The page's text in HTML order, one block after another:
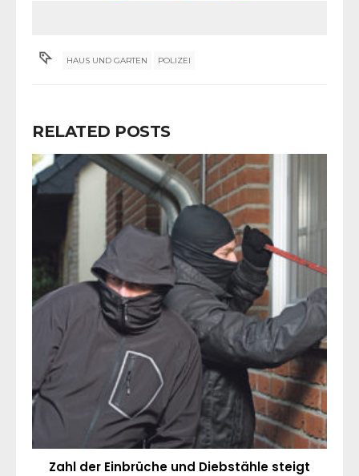
HAUS UND GARTEN POLIZEI
RELATED POSTS
Zahl der Einbrüche und Diebstähle steigt